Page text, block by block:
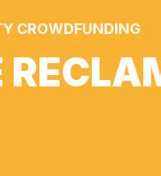
CROWDFUNDING